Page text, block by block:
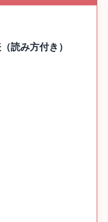
読み方付き）